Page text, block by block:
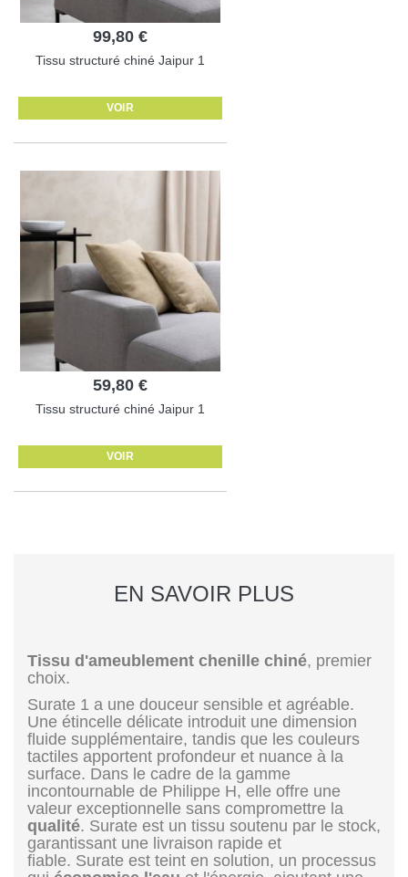
99,80 €
Tissu structuré chiné Jaipur 1
VOIR
59,80 €
Tissu structuré chiné Jaipur 1
VOIR
EN SAVOIR PLUS
Tissu d'ameublement chenille chiné, premier
choix.
Surate 1 a une douceur sensible et agréable.
Une étincelle délicate introduit une dimension
fluide supplémentaire, tandis que les couleurs
tactiles apportent profondeur et nuance à la
surface. Dans le cadre de la gamme
incontournable de Philippe H, elle offre une
valeur exceptionnelle sans compromettre la
qualité. Surate est un tissu soutenu par le stock,
garantissant une livraison rapide et
fiable. Surate est teint en solution, un processus